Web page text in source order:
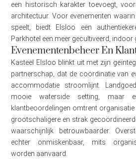
een historisch karakter toevoegt,
architectuur. Voor evenementen
speelt, biedt Elsloo een
Parkhotel een meer gecultiveerd, indoor
Evenementenbeheer En
Kasteel Elsloo blinkt uit met zijn
partnerschap, dat de coördinatie van
accommodatie stroomlijnt.
mooie waterside setting, maar
klantbeoordelingen omtrent
grootschaligere en strak
waarschijnlijk betrouwbaarder.
echter onmiskenbaar, mits
worden aanvaard.